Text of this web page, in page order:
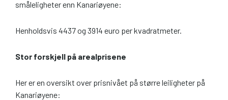
småleligheter enn Kanariøyene:
Henholdsvis 4437 og 3914 euro per kvadratmeter.
Stor forskjell på arealprisene
Her er en oversikt over prisnivået på større leiligheter på
Kanariøyene: